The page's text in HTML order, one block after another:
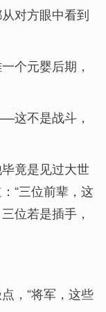
对方眼中看到
个元婴后期，
这不是战斗，
竟是见过大世
“三位前辈，这
位若是插手，
，“将军，这些